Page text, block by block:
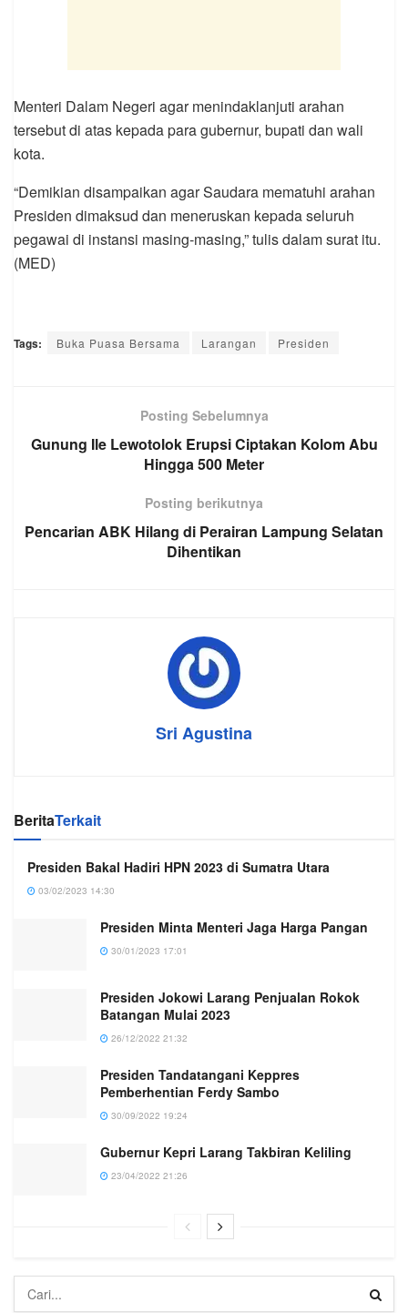
Menteri Dalam Negeri agar menindaklanjuti arahan
tersebut di atas kepada para gubernur, bupati dan wali
kota.
“Demikian disampaikan agar Saudara mematuhi arahan
Presiden dimaksud dan meneruskan kepada seluruh
pegawai di instansi masing-masing,” tulis dalam surat itu.
(MED)
Tags: Buka Puasa Bersama Larangan Presiden
Posting Sebelumnya
Gunung Ile Lewotolok Erupsi Ciptakan Kolom Abu
Hingga 500 Meter
Posting berikutnya
Pencarian ABK Hilang di Perairan Lampung Selatan
Dihentikan
Sri Agustina
BeritaTerkait
Presiden Bakal Hadiri HPN 2023 di Sumatra Utara
03/02/2023 14:30
Presiden Minta Menteri Jaga Harga Pangan
30/01/2023 17:01
Presiden Jokowi Larang Penjualan Rokok
Batangan Mulai 2023
26/12/2022 21:32
Presiden Tandatangani Keppres
Pemberhentian Ferdy Sambo
30/09/2022 19:24
Gubernur Kepri Larang Takbiran Keliling
23/04/2022 21:26